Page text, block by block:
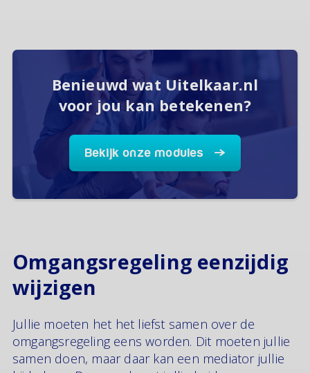
Benieuwd wat Uitelkaar.nl
voor jou kan betekenen?
Bekijk onze modules
Omgangsregeling eenzijdig
wijzigen
Jullie moeten het het liefst samen over de
omgangsregeling eens worden. Dit moeten jullie
samen doen, maar daar kan een mediator jullie